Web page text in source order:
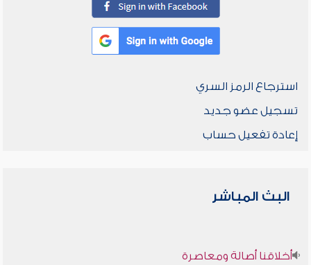
استرجاع الرمز السري
تسجيل عضو جديد
إعادة تفعيل حساب
البث المباشر
أخلاقنا أصالة ومعاصرة